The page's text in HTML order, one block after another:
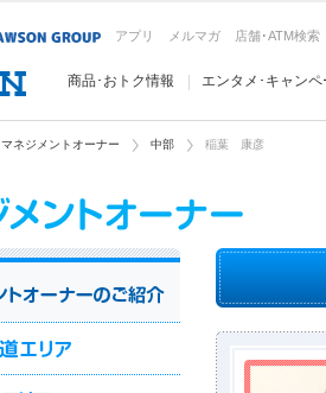
アプリ メルマガ 店舗･ATM検索
商品･おトク情報 エンタメ･キャンペ
マネジメントオーナー 中部 稲葉 康彦